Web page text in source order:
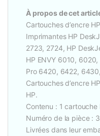
À propos de cet
Cartouches d’encre
Imprimantes HP
2723, 2724, HP
HP ENVY 6010,
Pro 6420, 6422,
Cartouches d’encre
HP.
Contenu : 1
Numéro de la pièce :
Livrées dans leur